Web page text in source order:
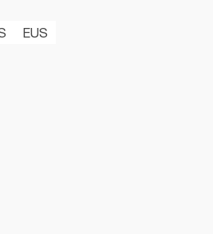
EUS